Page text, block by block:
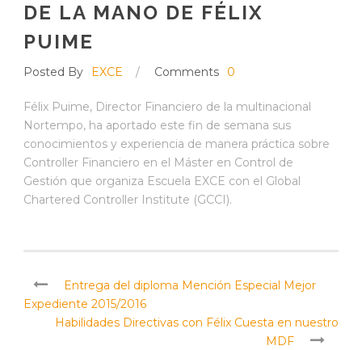
DE LA MANO DE FÉLIX
PUIME
Posted By EXCE / Comments 0
Félix Puime, Director Financiero de la multinacional
Nortempo, ha aportado este fin de semana sus
conocimientos y experiencia de manera práctica sobre
Controller Financiero en el Máster en Control de
Gestión que organiza Escuela EXCE con el Global
Chartered Controller Institute (GCCI).
Entrega del diploma Mención Especial Mejor
Expediente 2015/2016
Habilidades Directivas con Félix Cuesta en nuestro
MDF